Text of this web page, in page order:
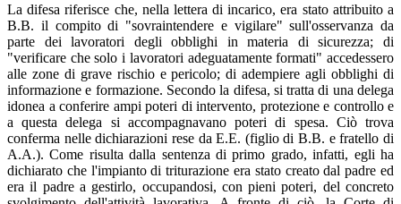
La difesa riferisce che, nella lettera di incarico, era stato attribuito a
B.B. il compito di "sovraintendere e vigilare" sull'osservanza da
parte dei lavoratori degli obblighi in materia di sicurezza; di
"verificare che solo i lavoratori adeguatamente formati" accedessero
alle zone di grave rischio e pericolo; di adempiere agli obblighi di
informazione e formazione. Secondo la difesa, si tratta di una delega
idonea a conferire ampi poteri di intervento, protezione e controllo e
a questa delega si accompagnavano poteri di spesa. Ciò trova
conferma nelle dichiarazioni rese da E.E. (figlio di B.B. e fratello di
A.A.). Come risulta dalla sentenza di primo grado, infatti, egli ha
dichiarato che l'impianto di triturazione era stato creato dal padre ed
era il padre a gestirlo, occupandosi, con pieni poteri, del concreto